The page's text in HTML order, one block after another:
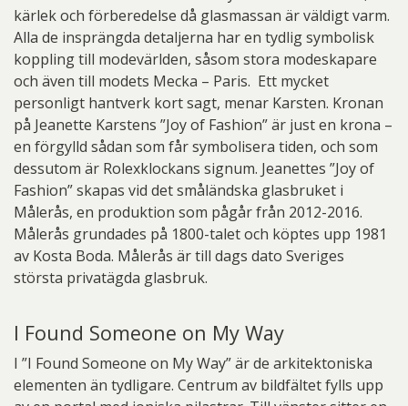
kärlek och förberedelse då glasmassan är väldigt varm.
Alla de insprängda detaljerna har en tydlig symbolisk
koppling till modevärlden, såsom stora modeskapare
och även till modets Mecka – Paris. Ett mycket
personligt hantverk kort sagt, menar Karsten. Kronan
på Jeanette Karstens ”Joy of Fashion” är just en krona –
en förgylld sådan som får symbolisera tiden, och som
dessutom är Rolexklockans signum. Jeanettes ”Joy of
Fashion” skapas vid det småländska glasbruket i
Målerås, en produktion som pågår från 2012-2016.
Målerås grundades på 1800-talet och köptes upp 1981
av Kosta Boda. Målerås är till dags dato Sveriges
största privatägda glasbruk.
I Found Someone on My Way
I ”I Found Someone on My Way” är de arkitektoniska
elementen än tydligare. Centrum av bildfältet fylls upp